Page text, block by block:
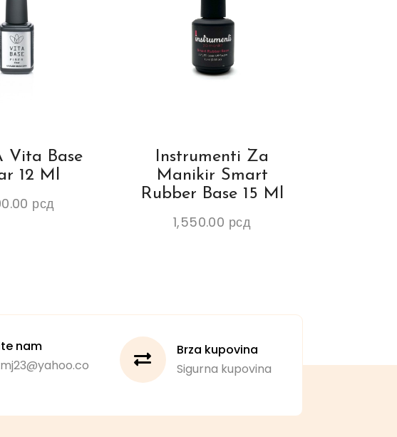
Vita Base
12 Ml
рсд
Instrumenti Za
Manikir Smart
Rubber Base 15 Ml
1,550.00 рсд
nam
Brza kupovina
Sigurna kupovina